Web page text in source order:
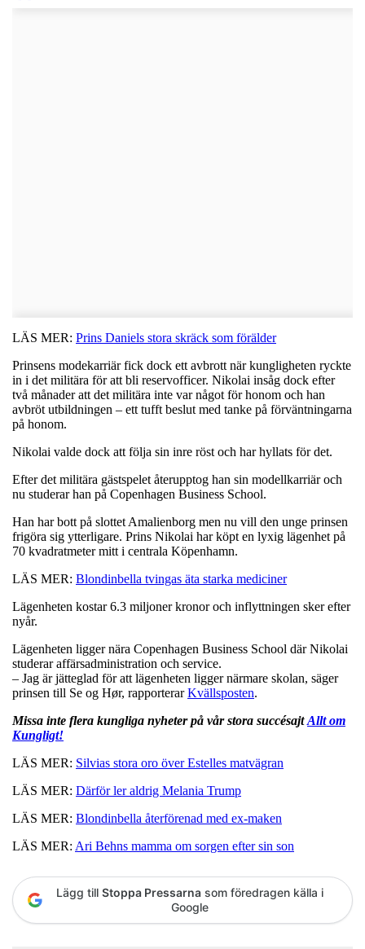
LÄS MER: Prins Daniels stora skräck som förälder
Prinsens modekarriär fick dock ett avbrott när kungligheten ryckte
in i det militära för att bli reservofficer. Nikolai insåg dock efter
två månader att det militära inte var något för honom och han
avbröt utbildningen – ett tufft beslut med tanke på förväntningarna
på honom.
Nikolai valde dock att följa sin inre röst och har hyllats för det.
Efter det militära gästspelet återupptog han sin modellkarriär och
nu studerar han på Copenhagen Business School.
Han har bott på slottet Amalienborg men nu vill den unge prinsen
frigöra sig ytterligare. Prins Nikolai har köpt en lyxig lägenhet på
70 kvadratmeter mitt i centrala Köpenhamn.
LÄS MER: Blondinbella tvingas äta starka mediciner
Lägenheten kostar 6.3 miljoner kronor och inflyttningen sker efter
nyår.
Lägenheten ligger nära Copenhagen Business School där Nikolai
studerar affärsadministration och service.
– Jag är jätteglad för att lägenheten ligger närmare skolan, säger
prinsen till Se og Hør, rapporterarKvällsposten.
Missa inte flera kungliga nyheter på vår stora succésajtAllt om
Kungligt!
LÄS MER: Silvias stora oro över Estelles matvägran
LÄS MER: Därför ler aldrig Melania Trump
LÄS MER: Blondinbella återförenad med ex-maken
LÄS MER: Ari Behns mamma om sorgen efter sin son
Lägg till Stoppa Pressarna som föredragen källa i
Google